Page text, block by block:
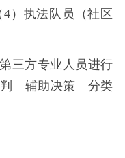
）执法队员（社区
三方专业人员进行
—辅助决策—分类